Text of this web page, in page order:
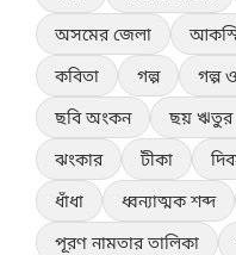
অসমের জেলা
কবিতা
গল্প গল্প
ছবি অংকন
ছয় ঋতুর
ঝংকার
টীকা
ধাঁধা
ধ্বন্যাত্মক শব্দ
পূরণ নামতার তালিকা